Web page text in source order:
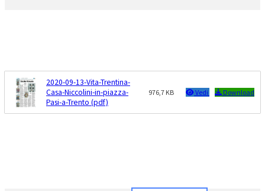
2020-09-13-Vita-Trentina-
Casa-Niccolini-in-piazza-
Pasi-a-Trento (pdf)
976,7 KB Vedi Download